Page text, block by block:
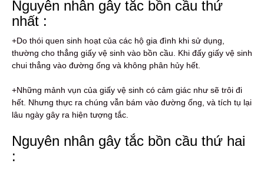
Nguyên nhân gây tắc bồn cầu thứ
nhất :
+Do thói quen sinh hoạt của các hộ gia đình khi sử dụng,
thường cho thẳng giấy vệ sinh vào bồn cầu. Khi đấy giấy vệ sinh
chui thẳng vào đường ống và không phân hủy hết.
+Những mảnh vụn của giấy vệ sinh có cảm giác như sẽ trôi đi
hết. Nhưng thực ra chúng vẫn bám vào đường ống, và tích tụ lại
lâu ngày gây ra hiện tượng tắc.
Nguyên nhân gây tắc bồn cầu thứ hai
: